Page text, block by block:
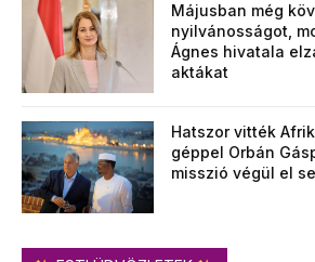
Májusban még
nyilvánosságot,
Ágnes hivatala
aktákat
Hatszor vitték
géppel Orbán
misszió végül el